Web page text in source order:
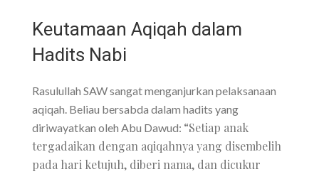
Keutamaan Aqiqah dalam
Hadits Nabi
Rasulullah SAW sangat menganjurkan pelaksanaan
aqiqah. Beliau bersabda dalam hadits yang
diriwayatkan oleh Abu Dawud: “Setiap anak
tergadaikan dengan aqiqahnya yang disembelih
pada hari ketujuh, diberi nama, dan dicukur